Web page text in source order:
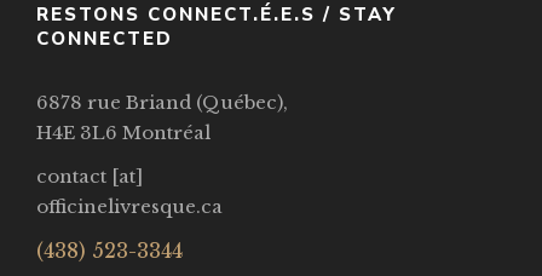
RESTONS CONNECT.É.E.S / STAY
CONNECTED
6878 rue Briand (Québec),
H4E 3L6 Montréal
contact [at]
officinelivresque.ca
(438) 523-3344